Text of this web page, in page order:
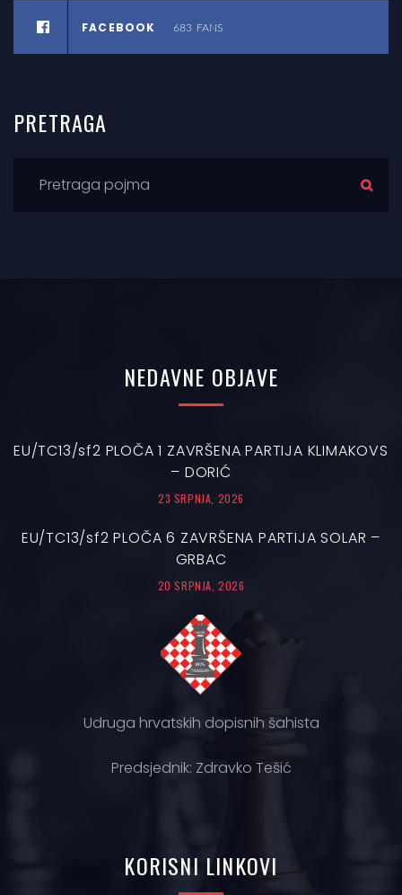
FACEBOOK 683 FANS
PRETRAGA
NEDAVNE OBJAVE
EU/TC13/sf2 PLOČA 1 ZAVRŠENA PARTIJA KLIMAKOVS
– DORIĆ
23 SRPNJA, 2026
EU/TC13/sf2 PLOČA 6 ZAVRŠENA PARTIJA SOLAR –
GRBAC
20 SRPNJA, 2026
Udruga hrvatskih dopisnih šahista
Predsjednik: Zdravko Tešić
KORISNI LINKOVI